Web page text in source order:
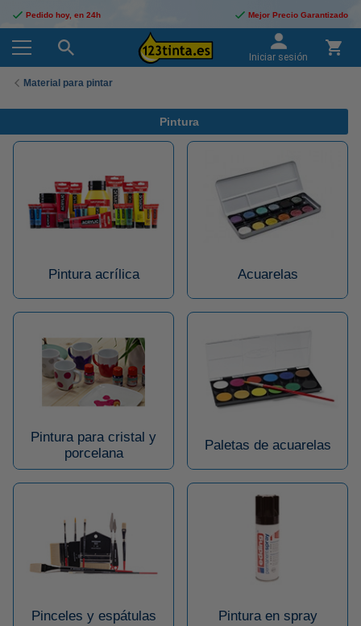
Pedido hoy, en 24h Mejor Precio Garantizado
Iniciar sesión
Material para pintar
Pintura
Pintura acrílica Acuarelas
Pintura para cristal y
porcelana
Paletas de acuarelas
Pinceles y espátulas Pintura en spray